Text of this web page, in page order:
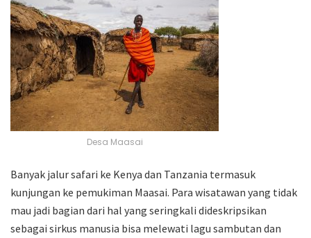
Desa Maasai
Banyak jalur safari ke Kenya dan Tanzania termasuk
kunjungan ke pemukiman Maasai. Para wisatawan yang tidak
mau jadi bagian dari hal yang seringkali dideskripsikan
sebagai sirkus manusia bisa melewati lagu sambutan dan